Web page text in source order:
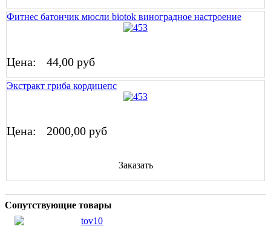
Фитнес батончик мюсли biotok виноградное настроение
Цена: 44,00 руб
Экстракт гриба кордицепс
Цена: 2000,00 руб
Заказать
Сопутствующие товары